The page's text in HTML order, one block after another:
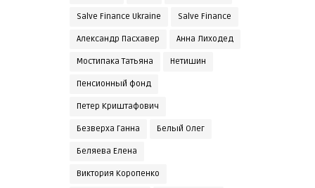
Salve Finance Ukraine Salve Finanсe
Александр Пасхавер Анна Лиходед
Мостипака Татьяна Нетишин
Пенсионный фонд
Петер Криштафович
Безверха Ганна Белый Олег
Беляева Елена
Виктория Коропенко